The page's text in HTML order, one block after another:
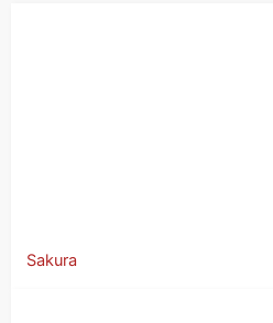
Sakura